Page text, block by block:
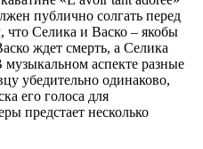
публично солгать перед
Селика и Васко – якобы
ждет смерть, а Селика
музыкальном аспекте разные
убедительно одинаково,
его голоса для
предстает несколько